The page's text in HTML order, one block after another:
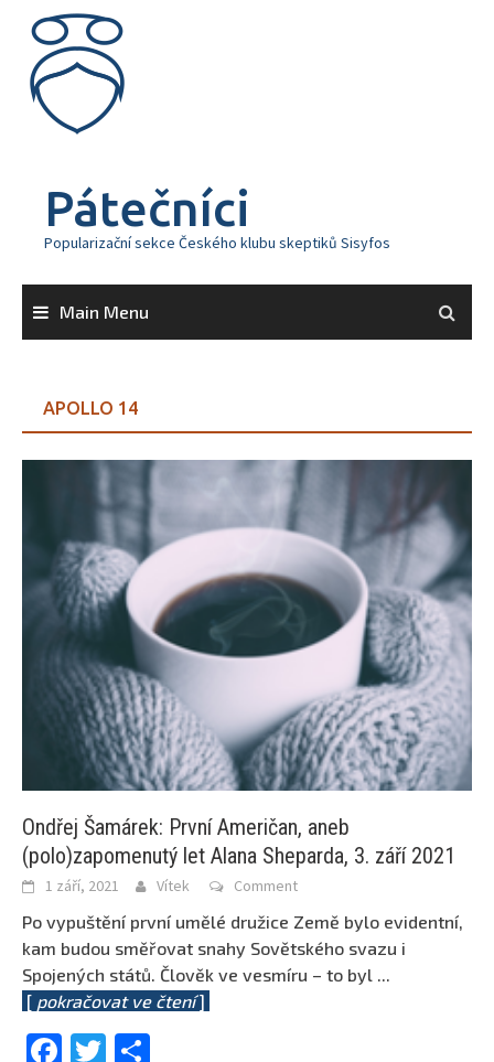
content
Pátečníci
Popularizační sekce Českého klubu skeptiků Sisyfos
Main Menu
APOLLO 14
Ondřej Šamárek: První Američan, aneb
(polo)zapomenutý let Alana Sheparda, 3. září 2021
1 září, 2021 Vítek Comment
Po vypuštění první umělé družice Země bylo evidentní,
kam budou směřovat snahy Sovětského svazu i
Spojených států. Člověk ve vesmíru – to byl ...
[ pokračovat ve čtení]
Facebook
Twitter